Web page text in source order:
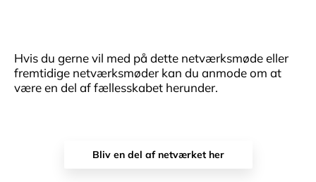
Hvis du gerne vil med på dette netværksmøde eller
fremtidige netværksmøder kan du anmode om at
være en del af fællesskabet herunder.
Bliv en del af netværket her